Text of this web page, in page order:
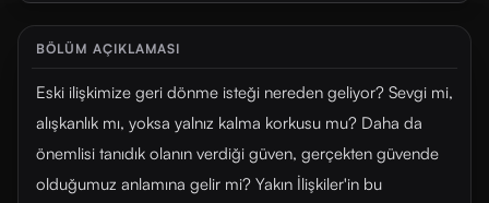
BÖLÜM AÇIKLAMASI
Eski ilişkimize geri dönme isteği nereden geliyor? Sevgi mi,
alışkanlık mı, yoksa yalnız kalma korkusu mu? Daha da
önemlisi tanıdık olanın verdiği güven, gerçekten güvende
olduğumuz anlamına gelir mi? Yakın İlişkiler'in bu